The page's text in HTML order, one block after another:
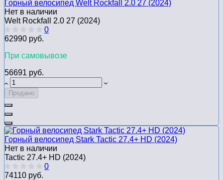
Горный велосипед Welt Rockfall 2.0 27 (2024)
Нет в наличии
Welt Rockfall 2.0 27 (2024)
0
62990 руб.
При самовывозе
56691 руб.
Продано
Горный велосипед Stark Tactic 27.4+ HD (2024)
Нет в наличии
Tactic 27.4+ HD (2024)
0
74110 руб.